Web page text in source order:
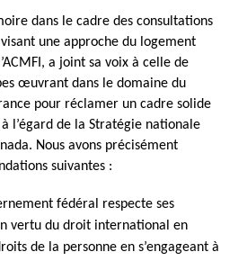
dans le cadre des consultations
une approche du logement
a joint sa voix à celle de
œuvrant dans le domaine du
pour réclamer un cadre solide
l’égard de la Stratégie nationale
Nous avons précisément
suivantes :
fédéral respecte ses
vertu du droit international en
de la personne en s’engageant à